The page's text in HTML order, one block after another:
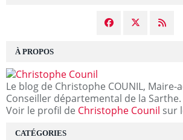
À PROPOS
Le blog de Christophe COUNIL,
Conseiller départemental de la Sarthe.
Voir le profil de Christophe Counil sur
CATÉGORIES